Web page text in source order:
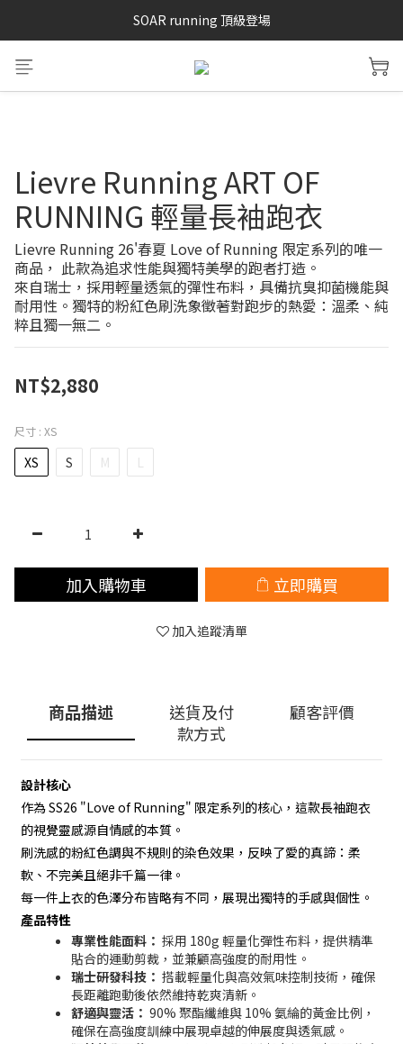
SAYSKY 26'春夏兩件85折
SOAR running 頂級登場
加入LINE好友 再領100購物金 點我加入
Lievre Running ART OF
RUNNING 輕量長袖跑衣
Lievre Running 26'春夏 Love of Running 限定系列的唯一
商品， 此款為追求性能與獨特美學的跑者打造。
來自瑞士，採用輕量透氣的彈性布料，具備抗臭抑菌機能與
耐用性。獨特的粉紅色刷洗象徵著對跑步的熱愛：溫柔、純
粹且獨一無二。
NT$2,880
尺寸 : XS
XS S M L
加入購物車 立即購買
加入追蹤清單
商品描述
送貨及付
款方式
顧客評價
設計核心
作為 SS26 "Love of Running" 限定系列的核心，這款長袖跑衣
的視覺靈感源自情感的本質。
刷洗感的粉紅色調與不規則的染色效果，反映了愛的真諦：柔
軟、不完美且絕非千篇一律。
每一件上衣的色澤分布皆略有不同，展現出獨特的手感與個性。
產品特性
專業性能面料： 採用 180g 輕量化彈性布料，提供精準
貼合的運動剪裁，並兼顧高強度的耐用性。
瑞士研發科技： 搭載輕量化與高效氣味控制技術，確保
長距離跑動後依然維持乾爽清新。
舒適與靈活： 90% 聚酯纖維與 10% 氨綸的黃金比例，
確保在高強度訓練中展現卓越的伸展度與透氣感。